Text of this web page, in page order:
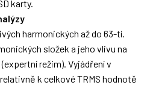
karty.
harmonických až do 63-tí.
složek a jeho vlivu na
režim). Vyjádření v
k celkové TRMS hodnotě